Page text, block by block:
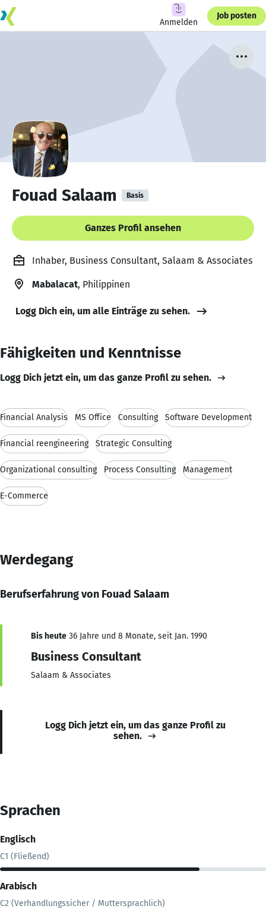
Anmelden
Job posten
Fouad Salaam Basis
Ganzes Profil ansehen
Inhaber, Business Consultant, Salaam & Associates
Mabalacat, Philippinen
Logg Dich ein, um alle Einträge zu sehen.
Fähigkeiten und Kenntnisse
Logg Dich jetzt ein, um das ganze Profil zu sehen.
Financial Analysis MS Office Consulting Software Development
Financial reengineering Strategic Consulting
Organizational consulting Process Consulting Management
E-Commerce
Werdegang
Berufserfahrung von Fouad Salaam
Bis heute 36 Jahre und 8 Monate, seit Jan. 1990
Business Consultant
Salaam & Associates
Logg Dich jetzt ein, um das ganze Profil zu
sehen.
Sprachen
Englisch
C1 (Fließend)
Arabisch
C2 (Verhandlungssicher / Muttersprachlich)